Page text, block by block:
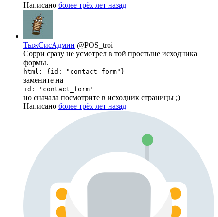
Написано более трёх лет назад
ТыжСисАдмин @POS_troi
Сорри сразу не усмотрел в той простыне исходника
формы.
html: {id: "contact_form"}
замените на
id: 'contact_form'
но сначала посмотрите в исходник страницы ;)
Написано более трёх лет назад